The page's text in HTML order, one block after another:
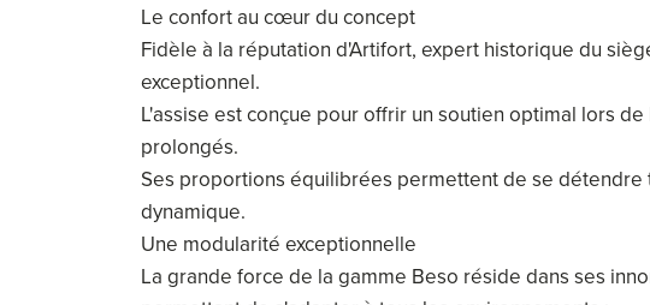
Le confort au cœur du concept
Fidèle à la réputation d'Artifort, expert historique du
exceptionnel.
L'assise est conçue pour offrir un soutien optimal lors
prolongés.
Ses proportions équilibrées permettent de se détendre
dynamique.
Une modularité exceptionnelle
La grande force de la gamme Beso réside dans ses